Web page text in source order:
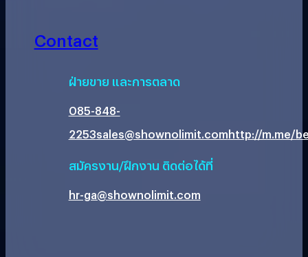
Contact
ฝ่ายขาย และการตลาด
085-848-
2253sales@shownolimit.comhttp://m.me/
สมัครงาน/ฝึกงาน ติดต่อได้ที่
hr-ga@shownolimit.com